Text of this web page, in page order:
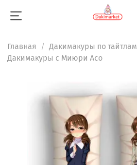
Главная Дакимакуры по тайтлам
Дакимакуры с Миюри Асо